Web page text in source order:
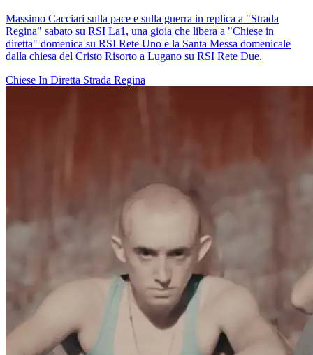
Massimo Cacciari sulla pace e sulla guerra in replica a "Strada
Regina" sabato su RSI La1, una gioia che libera a "Chiese in
diretta" domenica su RSI Rete Uno e la Santa Messa domenicale
dalla chiesa del Cristo Risorto a Lugano su RSI Rete Due.
Chiese In Diretta Strada Regina